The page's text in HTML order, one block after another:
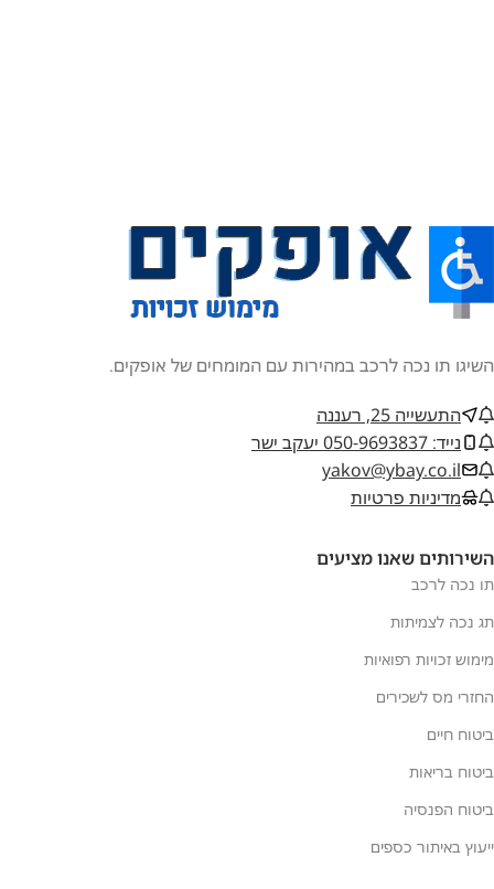
השירותים שאנו מציעים
תו נכה לרכב
תג נכה לצמיתות
מימוש זכויות רפואיות
החזרי מס לשכירים
ביטוח חיים
ביטוח בריאות
ביטוח הפנסיה
ייעוץ באיתור כספים
השיגו תו נכה לרכב במהירות עם המומחים של אופקים.
התעשייה 25, רעננה
נייד: 050-9693837 יעקב ישר
yakov@ybay.co.il
מדיניות פרטיות